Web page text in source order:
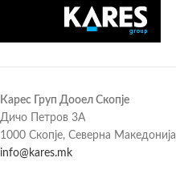
Карес Груп Дооел Скопје
Дичо Петров 3А
1000 Скопје, Северна Македонија
info@kares.mk